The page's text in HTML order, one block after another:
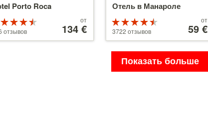
Porto Roca
из 5
отзывов 134 €
от
134 €
Отель в Манароле
4.5 из 5
3722 отзывов
от
59 €
Показать больше